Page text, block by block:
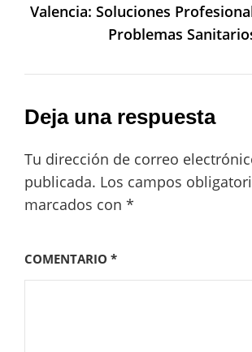
Valencia: Soluciones
Problemas
Deja una respuesta
Tu dirección de correo
publicada. Los campos
marcados con *
COMENTARIO *